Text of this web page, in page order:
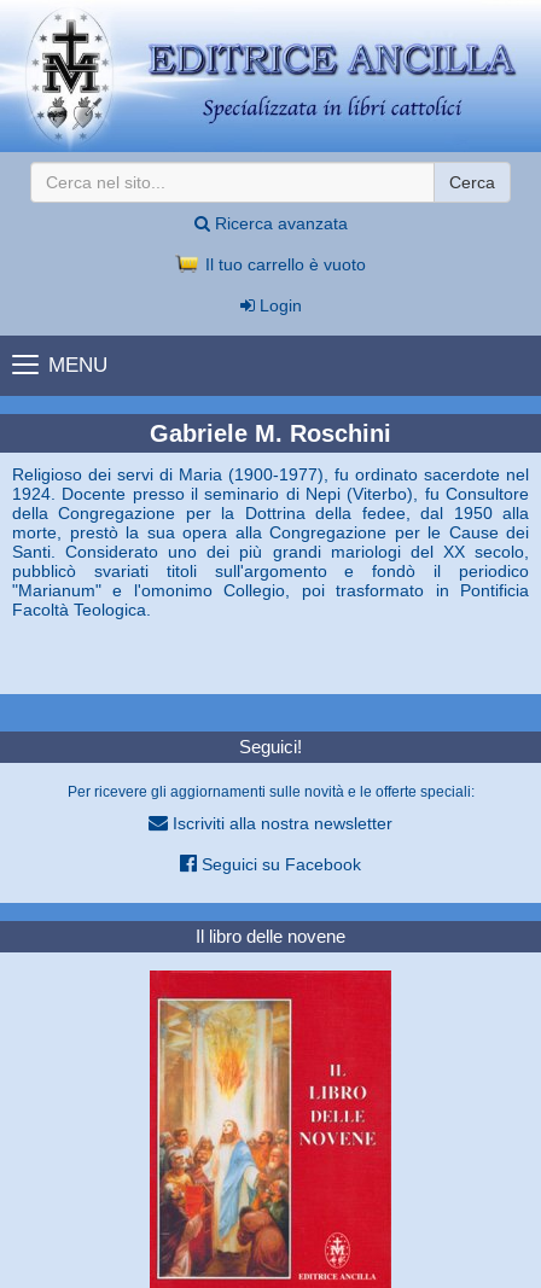
Cerca
Ricerca avanzata
Il tuo carrello è vuoto
Login
MENU
Gabriele M. Roschini
Religioso dei servi di Maria (1900-1977), fu ordinato sacerdote nel
1924. Docente presso il seminario di Nepi (Viterbo), fu Consultore
della Congregazione per la Dottrina della fedee, dal 1950 alla
morte, prestò la sua opera alla Congregazione per le Cause dei
Santi. Considerato uno dei più grandi mariologi del XX secolo,
pubblicò svariati titoli sull'argomento e fondò il periodico
"Marianum" e l'omonimo Collegio, poi trasformato in Pontificia
Facoltà Teologica.
Seguici!
Per ricevere gli aggiornamenti sulle novità e le offerte speciali:
Iscriviti alla nostra newsletter
Seguici su Facebook
Il libro delle novene